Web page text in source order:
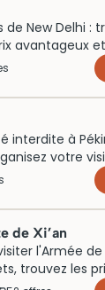
de New Delhi :
avantageux
flexibles !
s
interdite à
votre
ce trésor
de Xi’an
l'Armée
trouvez les